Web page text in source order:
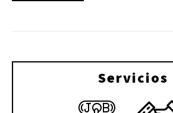
Servicios